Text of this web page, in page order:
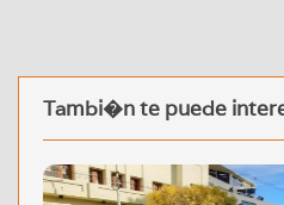
Tambi�n te puede